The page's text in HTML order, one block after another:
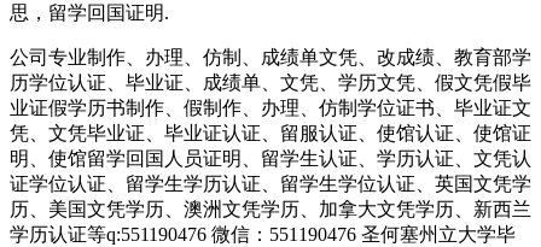
思，留学回国证明.
公司专业制作、办理、仿制、成绩单文凭、改成绩、教育部学
历学位认证、毕业证、成绩单、文凭、学历文凭、假文凭假毕
业证假学历书制作、假制作、办理、仿制学位证书、毕业证文
凭、文凭毕业证、毕业证认证、留服认证、使馆认证、使馆证
明、使馆留学回国人员证明、留学生认证、学历认证、文凭认
证学位认证、留学生学历认证、留学生学位认证、英国文凭学
历、美国文凭学历、澳洲文凭学历、加拿大文凭学历、新西兰
学历认证等q:551190476 微信：551190476 圣何塞州立大学毕